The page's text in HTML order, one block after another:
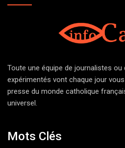
Toute une équipe de journalistes
expérimentés vont chaque jour
presse du monde catholique
universel.
Mots Clés